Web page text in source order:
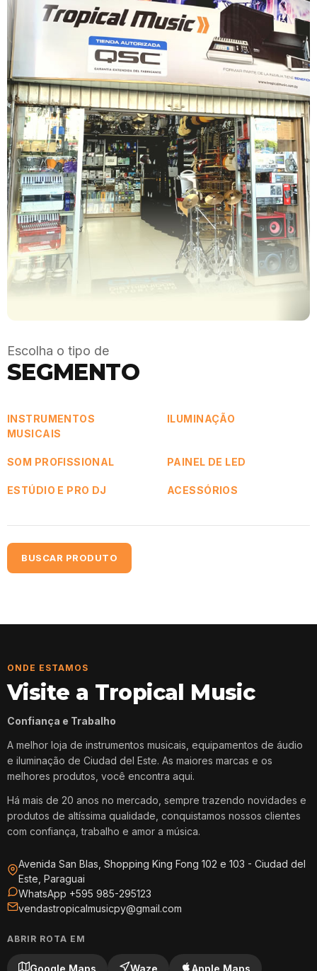
Escolha o tipo de
SEGMENTO
INSTRUMENTOS
MUSICAIS
ILUMINAÇÃO
SOM PROFISSIONAL PAINEL DE LED
ESTÚDIO E PRO DJ ACESSÓRIOS
BUSCAR PRODUTO
ONDE ESTAMOS
Visite a Tropical Music
Confiança e Trabalho
A melhor loja de instrumentos musicais, equipamentos de áudio
e iluminação de Ciudad del Este. As maiores marcas e os
melhores produtos, você encontra aqui.
Há mais de 20 anos no mercado, sempre trazendo novidades e
produtos de altíssima qualidade, conquistamos nossos clientes
com confiança, trabalho e amor a música.
Avenida San Blas, Shopping King Fong 102 e 103 - Ciudad del
Este, Paraguai
WhatsApp +595 985-295123
vendastropicalmusicpy@gmail.com
ABRIR ROTA EM